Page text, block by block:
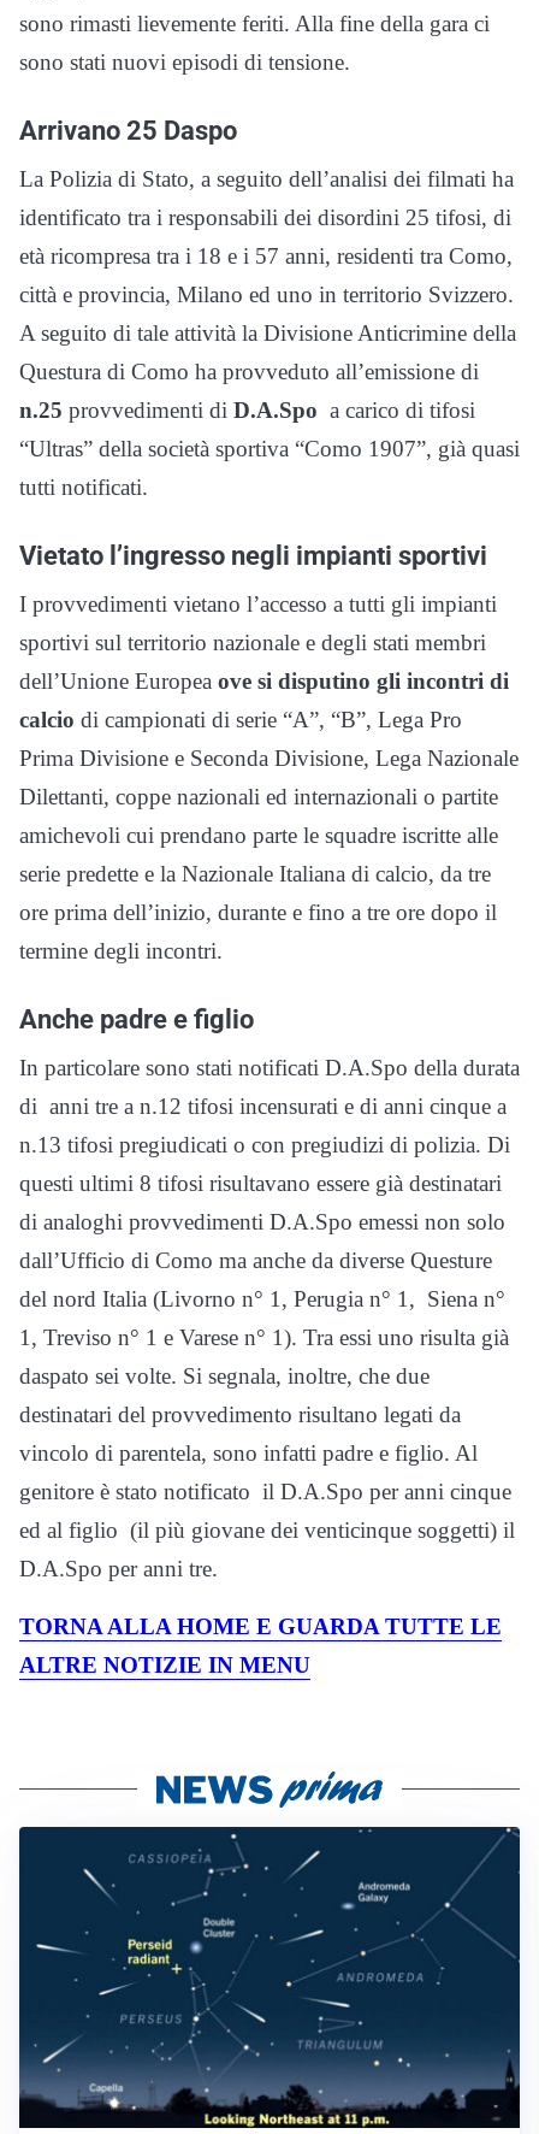
sono rimasti lievemente feriti. Alla fine della gara ci
sono stati nuovi episodi di tensione.
Arrivano 25 Daspo
La Polizia di Stato, a seguito dell’analisi dei filmati ha
identificato tra i responsabili dei disordini 25 tifosi, di
età ricompresa tra i 18 e i 57 anni, residenti tra Como,
città e provincia, Milano ed uno in territorio Svizzero.
A seguito di tale attività la Divisione Anticrimine della
Questura di Como ha provveduto all’emissione di
n.25 provvedimenti di D.A.Spo a carico di tifosi
“Ultras” della società sportiva “Como 1907”, già quasi
tutti notificati.
Vietato l’ingresso negli impianti sportivi
I provvedimenti vietano l’accesso a tutti gli impianti
sportivi sul territorio nazionale e degli stati membri
dell’Unione Europea ove si disputino gli incontri di
calcio di campionati di serie “A”, “B”, Lega Pro
Prima Divisione e Seconda Divisione, Lega Nazionale
Dilettanti, coppe nazionali ed internazionali o partite
amichevoli cui prendano parte le squadre iscritte alle
serie predette e la Nazionale Italiana di calcio, da tre
ore prima dell’inizio, durante e fino a tre ore dopo il
termine degli incontri.
Anche padre e figlio
In particolare sono stati notificati D.A.Spo della durata
di anni tre a n.12 tifosi incensurati e di anni cinque a
n.13 tifosi pregiudicati o con pregiudizi di polizia. Di
questi ultimi 8 tifosi risultavano essere già destinatari
di analoghi provvedimenti D.A.Spo emessi non solo
dall’Ufficio di Como ma anche da diverse Questure
del nord Italia (Livorno n° 1, Perugia n° 1, Siena n°
1, Treviso n° 1 e Varese n° 1). Tra essi uno risulta già
daspato sei volte. Si segnala, inoltre, che due
destinatari del provvedimento risultano legati da
vincolo di parentela, sono infatti padre e figlio. Al
genitore è stato notificato il D.A.Spo per anni cinque
ed al figlio (il più giovane dei venticinque soggetti) il
D.A.Spo per anni tre.
TORNA ALLA HOME E GUARDA TUTTE LE
ALTRE NOTIZIE IN MENU